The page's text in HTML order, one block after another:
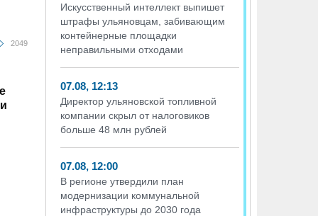
2049
Искусственный интеллект выпишет
штрафы ульяновцам, забивающим
контейнерные площадки
неправильными отходами
07.08, 12:13
Директор ульяновской топливной
компании скрыл от налоговиков
больше 48 млн рублей
07.08, 12:00
В регионе утвердили план
модернизации коммунальной
инфраструктуры до 2030 года